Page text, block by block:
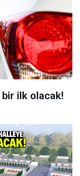
ilk olacak!